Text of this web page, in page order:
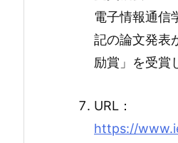
電子情報通信
記の論文発表
励賞」を受賞
URL：
https://